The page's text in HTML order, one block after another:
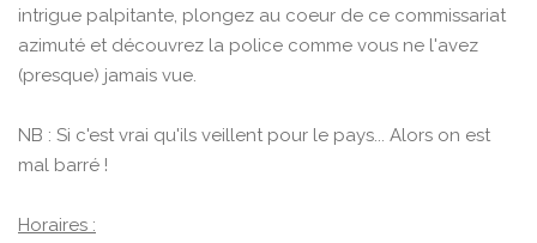
intrigue palpitante, plongez au coeur de ce commissariat
azimuté et découvrez la police comme vous ne l'avez
(presque) jamais vue.
NB : Si c'est vrai qu'ils veillent pour le pays... Alors on est
mal barré !
Horaires :